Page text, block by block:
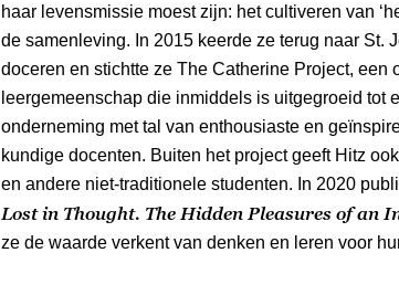
haar levensmissie moest zijn: het cultiveren van
de samenleving. In 2015 keerde ze terug naar St.
doceren en stichtte ze The Catherine Project, een
leergemeenschap die inmiddels is uitgegroeid tot
onderneming met tal van enthousiaste en
kundige docenten. Buiten het project geeft Hitz
en andere niet-traditionele studenten. In 2020
Lost in Thought. The Hidden Pleasures of an
ze de waarde verkent van denken en leren voor